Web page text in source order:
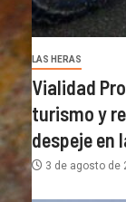
LAS HERAS
Vialidad
turismo y
despeje en
3 de agosto de